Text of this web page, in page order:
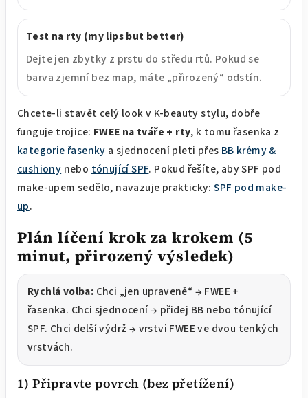
Test na rty (my lips but better)
Dejte jen zbytky z prstu do středu rtů. Pokud se
barva zjemní bez map, máte „přirozený“ odstín.
Chcete-li stavět celý look v K-beauty stylu, dobře
funguje trojice: FWEE na tváře + rty, k tomu řasenka z
kategorie řasenky a sjednocení pleti přes BB krémy &
cushiony nebo tónující SPF. Pokud řešíte, aby SPF pod
make-upem sedělo, navazuje prakticky:SPF pod make-
up.
Plán líčení krok za krokem (5
minut, přirozený výsledek)
Rychlá volba: Chci „jen upraveně“ → FWEE +
řasenka. Chci sjednocení → přidej BB nebo tónující
SPF. Chci delší výdrž → vrstvi FWEE ve dvou tenkých
vrstvách.
1) Připravte povrch (bez přetížení)